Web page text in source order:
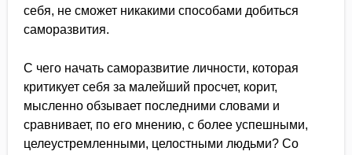
себя, не сможет никакими способами добиться
саморазвития.
С чего начать саморазвитие личности, которая
критикует себя за малейший просчет, корит,
мысленно обзывает последними словами и
сравнивает, по его мнению, с более успешными,
целеустремленными, целостными людьми? Со